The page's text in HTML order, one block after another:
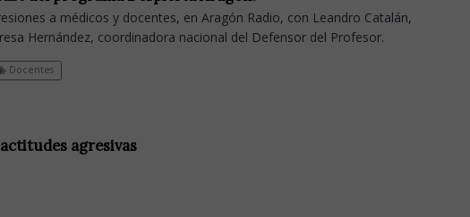
a médicos y docentes, en Aragón Radio, con Leandro Catalán,
Hernández, coordinadora nacional del Defensor del Profesor.
Docentes
agresivas